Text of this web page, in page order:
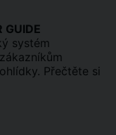
systém
Přečtěte si